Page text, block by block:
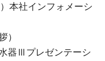
本社インフォメーシ
）
器Ⅲプレゼンテーシ